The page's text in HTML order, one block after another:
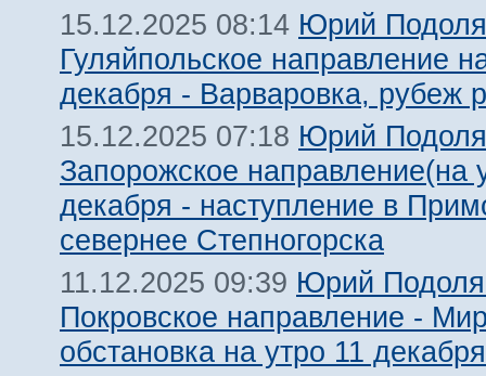
15.12.2025 08:14 Юрий
Гуляйпольское направление
декабря - Варваровка, рубеж
15.12.2025 07:18 Юрий
Запорожское направление(на
декабря - наступление в
севернее Степногорска
11.12.2025 09:39 Юрий
Покровское направление -
обстановка на утро 11 декабря